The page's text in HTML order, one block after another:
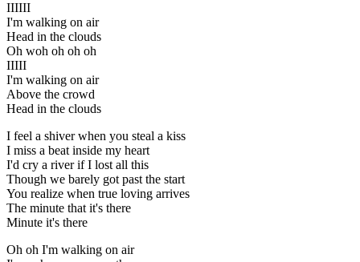
IIIIII
I'm walking on air
Head in the clouds
Oh woh oh oh oh
IIIII
I'm walking on air
Above the crowd
Head in the clouds
I feel a shiver when you steal a kiss
I miss a beat inside my heart
I'd cry a river if I lost all this
Though we barely got past the start
You realize when true loving arrives
The minute that it's there
Minute it's there
Oh oh I'm walking on air